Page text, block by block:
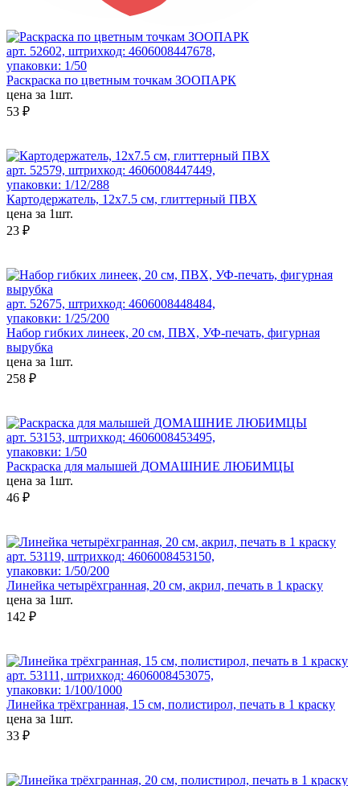
арт. 52602, штрихкод: 4606008447678,
упаковки: 1/50
Раскраска по цветным точкам ЗООПАРК
цена за 1шт.
53 ₽
арт. 52579, штрихкод: 4606008447449,
упаковки: 1/12/288
Картодержатель, 12x7.5 см, глиттерный ПВХ
цена за 1шт.
23 ₽
арт. 52675, штрихкод: 4606008448484,
упаковки: 1/25/200
Набор гибких линеек, 20 см, ПВХ, УФ-печать, фигурная
вырубка
цена за 1шт.
258 ₽
арт. 53153, штрихкод: 4606008453495,
упаковки: 1/50
Раскраска для малышей ДОМАШНИЕ ЛЮБИМЦЫ
цена за 1шт.
46 ₽
арт. 53119, штрихкод: 4606008453150,
упаковки: 1/50/200
Линейка четырёхгранная, 20 см, акрил, печать в 1 краску
цена за 1шт.
142 ₽
арт. 53111, штрихкод: 4606008453075,
упаковки: 1/100/1000
Линейка трёхгранная, 15 см, полистирол, печать в 1 краску
цена за 1шт.
33 ₽